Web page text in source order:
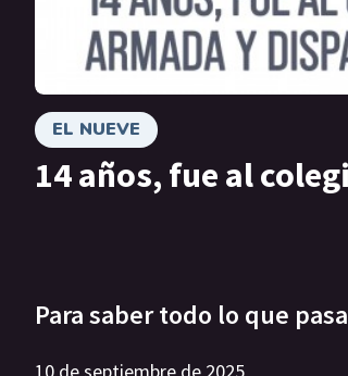
EL NUEVE
14 años, fue al
Para saber todo lo que